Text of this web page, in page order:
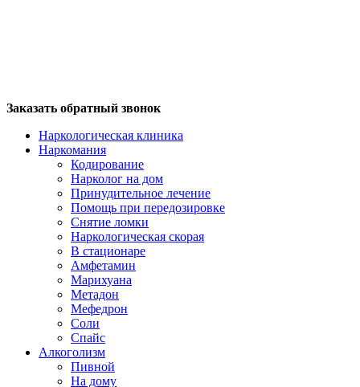
Заказать обратный звонок
Наркологическая клиника
Наркомания
Кодирование
Нарколог на дом
Принудительное лечение
Помощь при передозировке
Снятие ломки
Наркологическая скорая
В стационаре
Амфетамин
Марихуана
Метадон
Мефедрон
Соли
Спайс
Алкоголизм
Пивной
На дому